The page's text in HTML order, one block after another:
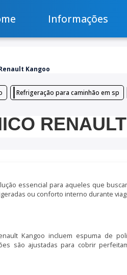
Informações
Kangoo
Refrigeração para caminhão em sp
essencial para aqueles que
ou conforto interno durante
Kangoo incluem espuma de
são ajustadas para cobrir